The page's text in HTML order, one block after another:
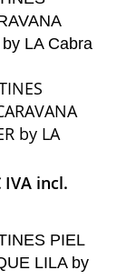
by LA
IVA incl.